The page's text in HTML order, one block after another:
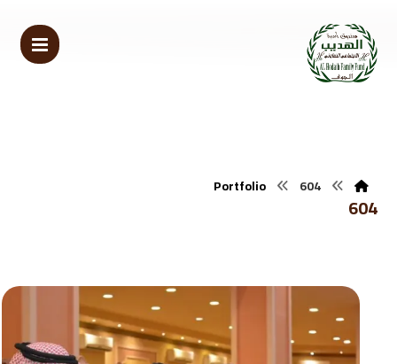
Portfolio 604
604